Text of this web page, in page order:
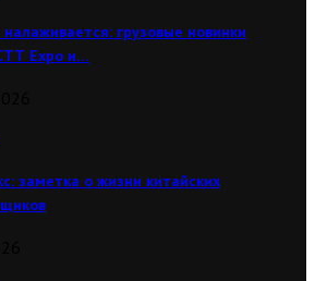
грузовые новинки
Expo и…
заметка о жизни китайских